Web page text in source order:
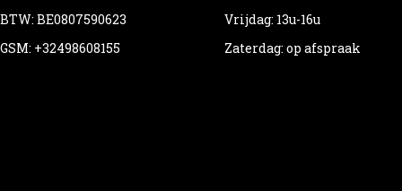
BTW: BE0807590623
GSM: +32498608155
Vrijdag: 13u-16u
Zaterdag: op afspraak